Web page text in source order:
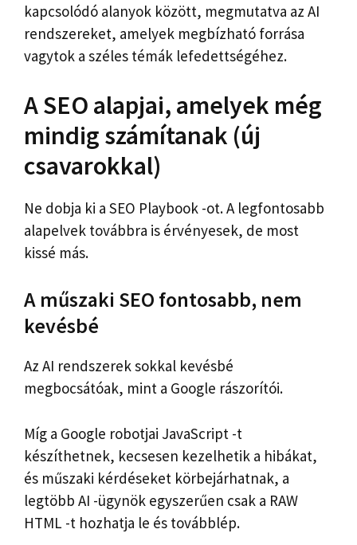
kapcsolódó alanyok között, megmutatva az AI
rendszereket, amelyek megbízható forrása
vagytok a széles témák lefedettségéhez.
A SEO alapjai, amelyek még
mindig számítanak (új
csavarokkal)
Ne dobja ki a SEO Playbook -ot. A legfontosabb
alapelvek továbbra is érvényesek, de most
kissé más.
A műszaki SEO fontosabb, nem
kevésbé
Az AI rendszerek sokkal kevésbé
megbocsátóak, mint a Google rászorítói.
Míg a Google robotjai JavaScript -t
készíthetnek, kecsesen kezelhetik a hibákat,
és műszaki kérdéseket körbejárhatnak, a
legtöbb AI -ügynök egyszerűen csak a RAW
HTML -t hozhatja le és továbblép.